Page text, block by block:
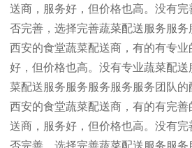
送商，服务好，但价格也高。没有
否完善，选择完善蔬菜配送服务服务
西安的食堂蔬菜配送商，有的有专
好，但价格也高。没有专业蔬菜配
菜配送服务服务服务服务服务团队的
西安的食堂蔬菜配送商，有的有完
送商，服务好，但价格也高。没有
否完善，选择完善蔬菜配送服务服务